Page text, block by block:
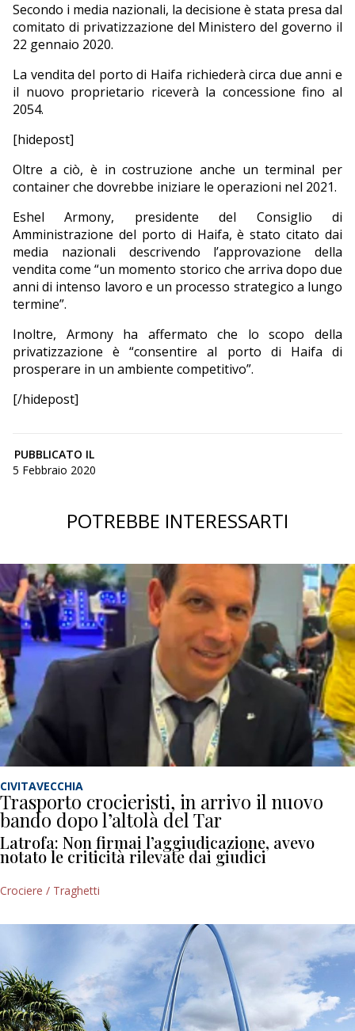
Secondo i media nazionali, la decisione è stata presa dal
comitato di privatizzazione del Ministero del governo il
22 gennaio 2020.
La vendita del porto di Haifa richiederà circa due anni e
il nuovo proprietario riceverà la concessione fino al
2054.
[hidepost]
Oltre a ciò, è in costruzione anche un terminal per
container che dovrebbe iniziare le operazioni nel 2021.
Eshel Armony, presidente del Consiglio di
Amministrazione del porto di Haifa, è stato citato dai
media nazionali descrivendo l’approvazione della
vendita come “un momento storico che arriva dopo due
anni di intenso lavoro e un processo strategico a lungo
termine”.
Inoltre, Armony ha affermato che lo scopo della
privatizzazione è “consentire al porto di Haifa di
prosperare in un ambiente competitivo”.
[/hidepost]
PUBBLICATO IL
5 Febbraio 2020
POTREBBE INTERESSARTI
CIVITAVECCHIA
Trasporto crocieristi, in arrivo il nuovo
bando dopo l’altolà del Tar
Latrofa: Non firmai l’aggiudicazione, avevo
notato le criticità rilevate dai giudici
Crociere / Traghetti